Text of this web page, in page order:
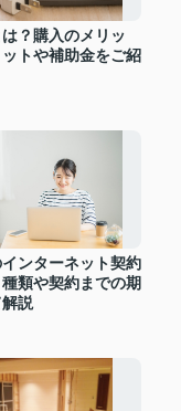
？購入のメリッ
ットや補助金をご紹
ンターネット契約
類や契約までの期
説